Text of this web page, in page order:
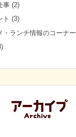
事(2)
ト (3)
・ランチ情報のコーナー